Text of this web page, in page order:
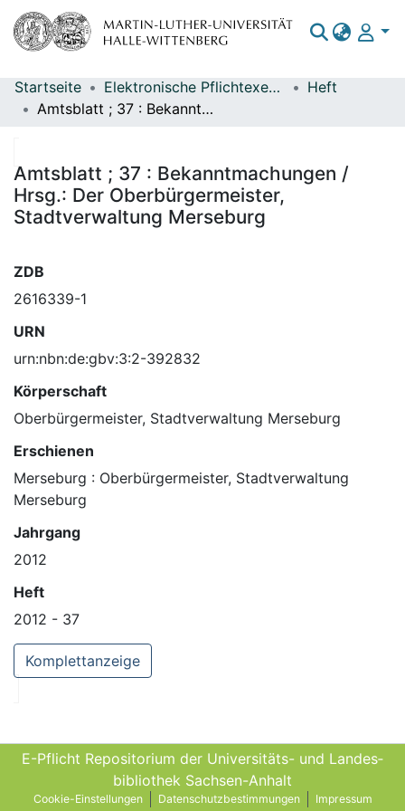
Bereiche & Sammlungen
Statistiken
Startseite Elektronische Pflichtexemplare
Heft
Amtsblatt ; 37 : Bekanntmachungen / Hrsg.: Der Oberbürgermeister, Stadtverwaltung Merseburg
Amtsblatt ; 37 : Bekanntmachungen /
Hrsg.: Der Oberbürgermeister,
Stadtverwaltung Merseburg
ZDB
2616339-1
URN
urn:nbn:de:gbv:3:2-392832
Körperschaft
Oberbürgermeister, Stadtverwaltung Merseburg
Erschienen
Merseburg : Oberbürgermeister, Stadtverwaltung
Merseburg
Jahrgang
2012
Heft
2012 - 37
Komplettanzeige
E-Pflicht Repositorium der Universitäts- und Landes­
bibliothek Sachsen-Anhalt
Cookie-Einstellungen Datenschutzbestimmungen Impressum